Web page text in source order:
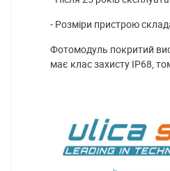
- Розміри пристрою
Фотомодуль покритий
має клас захисту IP68,